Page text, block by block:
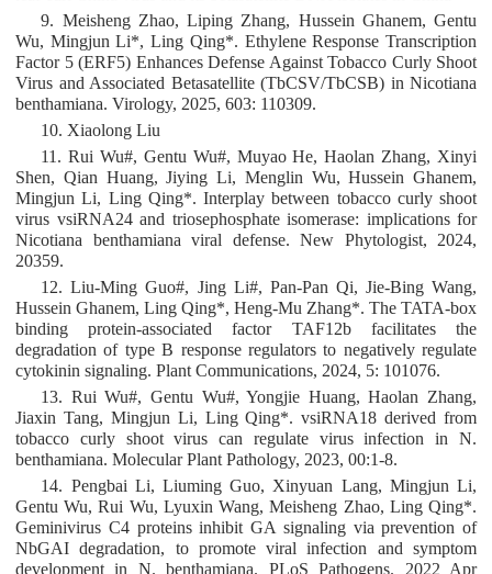
9. Meisheng Zhao, Liping Zhang, Hussein Ghanem, Gentu
Wu, Mingjun Li*, Ling Qing*. Ethylene Response Transcription
Factor 5 (ERF5) Enhances Defense Against Tobacco Curly Shoot
Virus and Associated Betasatellite (TbCSV/TbCSB) in Nicotiana
benthamiana. Virology, 2025, 603: 110309.
10. Xiaolong Liu
11. Rui Wu#, Gentu Wu#, Muyao He, Haolan Zhang, Xinyi
Shen, Qian Huang, Jiying Li, Menglin Wu, Hussein Ghanem,
Mingjun Li, Ling Qing*. Interplay between tobacco curly shoot
virus vsiRNA24 and triosephosphate isomerase: implications for
Nicotiana benthamiana viral defense. New Phytologist, 2024,
20359.
12. Liu-Ming Guo#, Jing Li#, Pan-Pan Qi, Jie-Bing Wang,
Hussein Ghanem, Ling Qing*, Heng-Mu Zhang*. The TATA-box
binding protein-associated factor TAF12b facilitates the
degradation of type B response regulators to negatively regulate
cytokinin signaling. Plant Communications, 2024, 5: 101076.
13. Rui Wu#, Gentu Wu#, Yongjie Huang, Haolan Zhang,
Jiaxin Tang, Mingjun Li, Ling Qing*. vsiRNA18 derived from
tobacco curly shoot virus can regulate virus infection in N.
benthamiana. Molecular Plant Pathology, 2023, 00:1-8.
14. Pengbai Li, Liuming Guo, Xinyuan Lang, Mingjun Li,
Gentu Wu, Rui Wu, Lyuxin Wang, Meisheng Zhao, Ling Qing*.
Geminivirus C4 proteins inhibit GA signaling via prevention of
NbGAI degradation, to promote viral infection and symptom
development in N. benthamiana. PLoS Pathogens. 2022 Apr